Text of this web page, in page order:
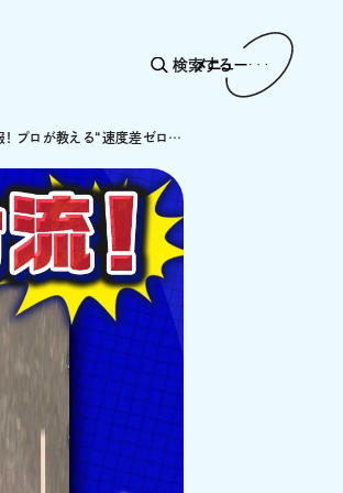
検索する
メニュー
高速道路の合流の恐怖を5分で克服！ プロが教える“速度差ゼロ”の安心合流テクニック